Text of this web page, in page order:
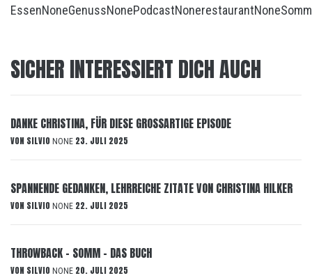
EssenNoneGenussNonePodcastNonerestaurantNoneSomm
SICHER INTERESSIERT DICH AUCH
DANKE CHRISTINA, FÜR DIESE GROSSARTIGE EPISODE
VON SILVIO NONE 23. JULI 2025
SPANNENDE GEDANKEN, LEHRREICHE ZITATE VON CHRISTINA HILKER
VON SILVIO NONE 22. JULI 2025
THROWBACK – SOMM – DAS BUCH
VON SILVIO NONE 20. JULI 2025